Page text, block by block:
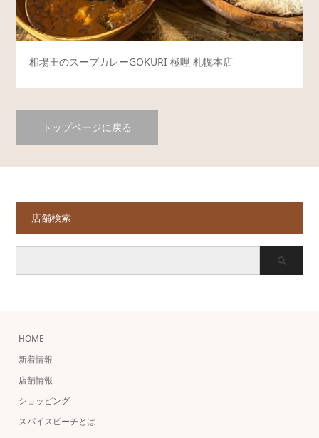
相場王のスープカレーGOKURI 極哩 札幌本店
トップページに戻る
店舗検索
HOME
新着情報
店舗情報
ショッピング
スパイスビーチとは